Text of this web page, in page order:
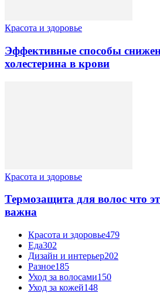
Красота и здоровье
Эффективные способы
холестерина в крови
Красота и здоровье
Термозащита для волос что
важна
Красота и здоровье479
Еда302
Дизайн и интерьер202
Разное185
Уход за волосами150
Уход за кожей148